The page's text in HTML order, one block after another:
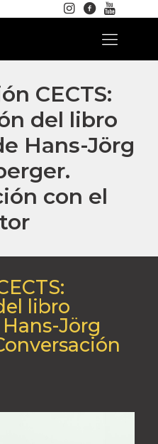
CECTS:
del libro
Hans-Jörg
con el
libro
Jörg